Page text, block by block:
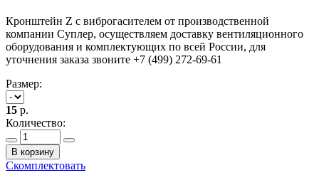
Кронштейн Z с виброгасителем от производственной
компании Суплер, осуществляем доставку вентиляционного
оборудования и комплектующих по всей России, для
уточнения заказа звоните +7 (499) 272-69-61
Размер:
15 р.
Количество:
В корзину
Скомплектовать